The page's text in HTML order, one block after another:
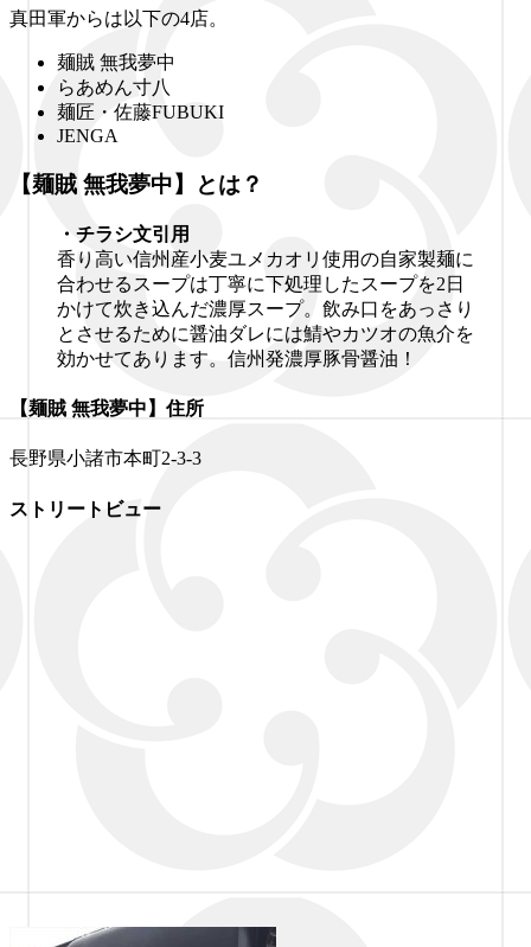
真田軍からは以下の4店。
麺賊 無我夢中
らあめん寸八
麺匠・佐藤FUBUKI
JENGA
【麺賊 無我夢中】とは？
・チラシ文引用
香り高い信州産小麦ユメカオリ使用の自家製麺に
合わせるスープは丁寧に下処理したスープを2日
かけて炊き込んだ濃厚スープ。飲み口をあっさり
とさせるために醤油ダレには鯖やカツオの魚介を
効かせてあります。信州発濃厚豚骨醤油！
【麺賊 無我夢中】住所
長野県小諸市本町2-3-3
ストリートビュー